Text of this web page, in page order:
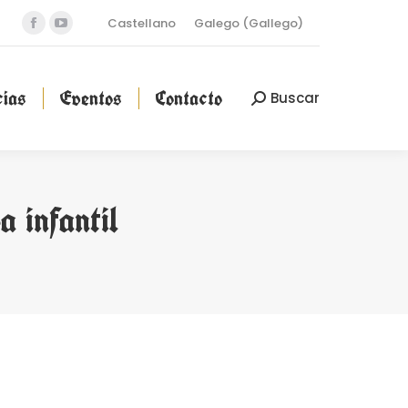
Facebook
in
YouTube
in
Castellano Galego (Gallego)
Eventos Contacto Buscar:
Buscar
infantil
Eventos Contacto Buscar